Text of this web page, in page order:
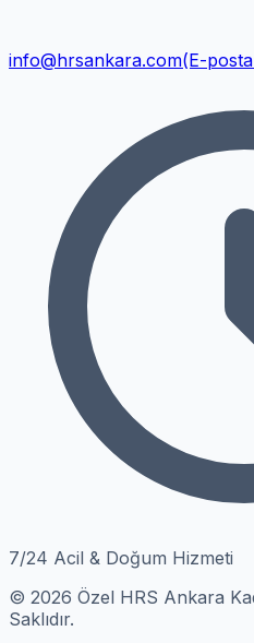
info@hrsankara.com(E-posta
7/24 Acil & Doğum Hizmeti
© 2026 Özel HRS Ankara
Saklıdır.